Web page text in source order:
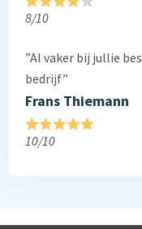
8/10
”Al vaker bij jullie
bedrijf”
Frans Thiemann
10/10